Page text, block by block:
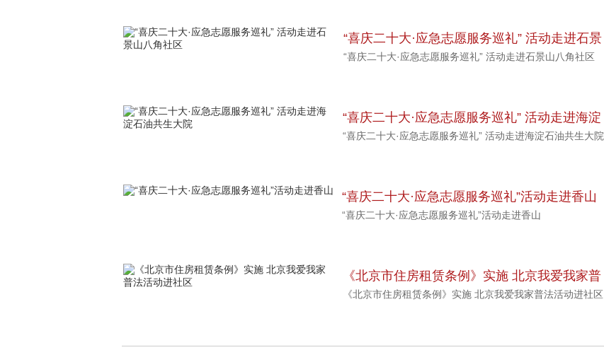
“喜庆二十大·应急志愿服务巡礼” 活动走进石景
山八角社区
“喜庆二十大·应急志愿服务巡礼” 活动走进石景山八角社区
“喜庆二十大·应急志愿服务巡礼” 活动走进海淀
石油共生大院
“喜庆二十大·应急志愿服务巡礼” 活动走进海淀石油共生大院
“喜庆二十大·应急志愿服务巡礼”活动走进香山
“喜庆二十大·应急志愿服务巡礼”活动走进香山
《北京市住房租赁条例》实施 北京我爱我家普
法活动进社区
《北京市住房租赁条例》实施 北京我爱我家普法活动进社区